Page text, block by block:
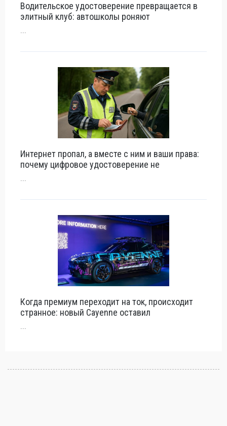
Водительское удостоверение превращается в
элитный клуб: автошколы роняют
...
Интернет пропал, а вместе с ним и ваши права:
почему цифровое удостоверение не
...
Когда премиум переходит на ток, происходит
странное: новый Cayenne оставил
...